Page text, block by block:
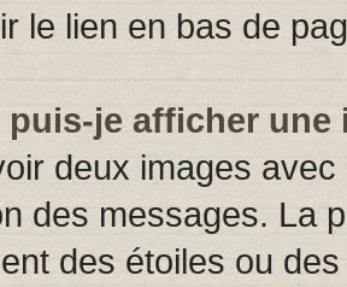
le lien en bas de
je afficher une
deux images
des messages. La
des étoiles ou